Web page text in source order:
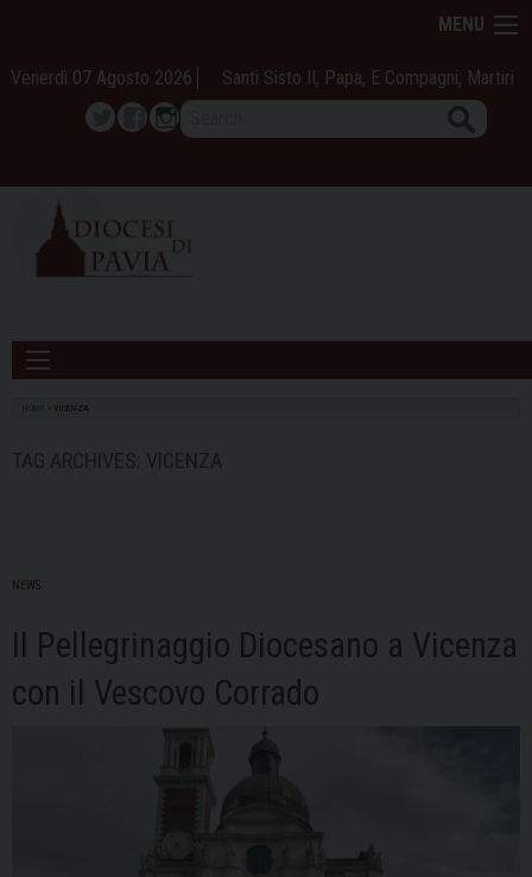
content
MENU
Venerdì 07 Agosto 2026 Santi Sisto II, Papa, E Compagni, Martiri
TwitterFacebook
Instagram
HOME VICENZA
NEWS
Il Pellegrinaggio Diocesano a Vicenza
con il Vescovo Corrado